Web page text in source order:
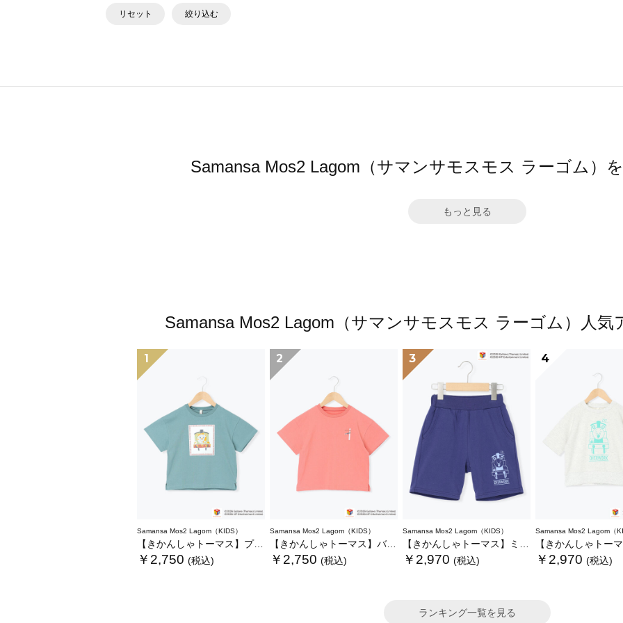
リセット 絞り込む
Samansa Mos2 Lagom（サマンサモスモス ラーゴム）
もっと見る
Samansa Mos2 Lagom（サマンサモスモス ラーゴム）人
1
Samansa Mos2 Lagom（KIDS）
【きかんしゃトーマス】プリントTシャツ
￥2,750 (税込)
2
Samansa Mos2 Lagom（KIDS）
【きかんしゃトーマス】バックプリントTシャツ
￥2,750 (税込)
3
Samansa Mos2 Lagom（KIDS）
【きかんしゃトーマス】ミニ裏毛ハーフパンツ
￥2,970 (税込)
4
Samansa Mos2 Lagom（
【きかんしゃトーマス】6分袖スウ
￥2,970 (税込)
ランキング一覧を見る